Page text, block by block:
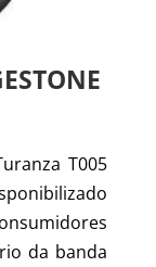
T005
da banda